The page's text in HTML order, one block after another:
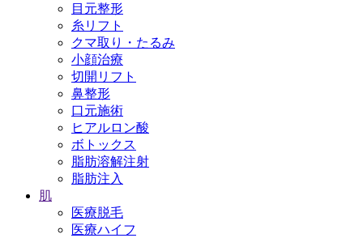
目元整形
糸リフト
クマ取り・たるみ
小顔治療
切開リフト
鼻整形
口元施術
ヒアルロン酸
ボトックス
脂肪溶解注射
脂肪注入
肌
医療脱毛
医療ハイフ